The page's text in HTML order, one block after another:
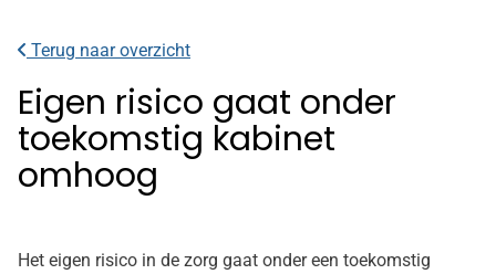
Terug naar overzicht
Eigen risico gaat onder
toekomstig kabinet
omhoog
Het eigen risico in de zorg gaat onder een toekomstig